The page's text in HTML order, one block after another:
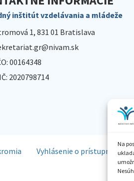
Na
inštitút vzdelávania a mládeže
1, 831 01 Bratislava
00164348
2020798714
Vyhlásenie o prístupnosti